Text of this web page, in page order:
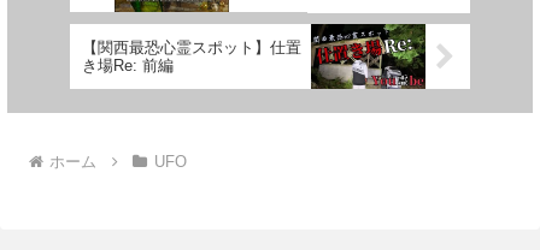
【関西最恐心霊スポット】仕置
き場Re: 前編
ホーム UFO